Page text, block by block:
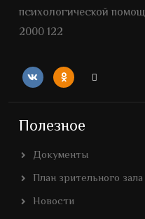
психологической
2000 122
Полезное
Документы
План зрительного зала
Новости